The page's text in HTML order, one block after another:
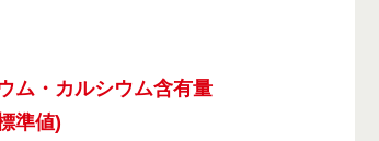
ム・カルシウム含有量
準値)